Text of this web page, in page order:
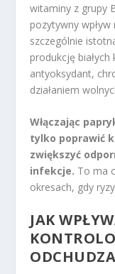
witaminy z grupy
pozytywny
szczególnie
produkcję
antyoksydant,
działaniem
Włączając
tylko poprawić
zwiększyć
infekcje. To ma
okresach, gdy
JAK